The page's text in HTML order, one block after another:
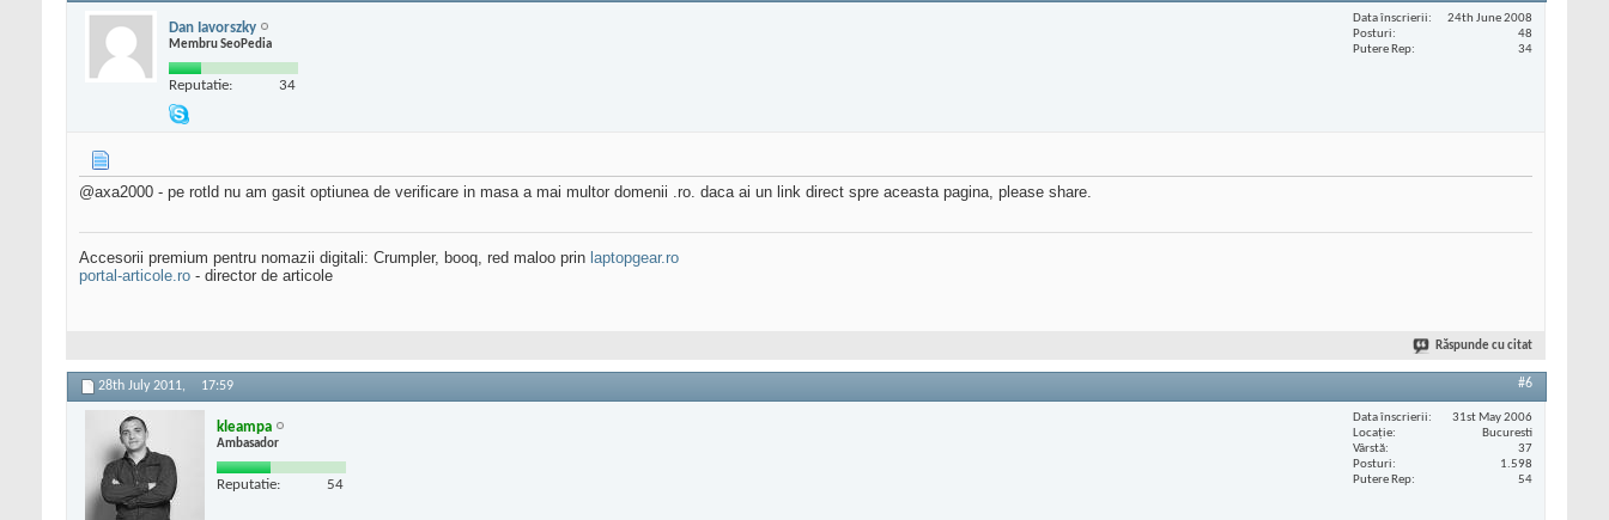
Dan Iavorszky
Membru SeoPedia
Reputatie: 34
Data înscrierii
24th June 2008
Posturi
48
Putere Rep
34
@axa2000 - pe rotld nu am gasit optiunea de verificare in masa a mai multor domenii .ro. daca ai un link direct spre aceasta pagina, please share.
Accesorii premium pentru nomazii digitali: Crumpler, booq, red maloo prin laptopgear.ro
portal-articole.ro - director de articole
Răspunde cu citat
28th July 2011, 17:59 #6
kleampa
Ambasador
Reputatie: 54
Data înscrierii
31st May 2006
Locaţie
Bucuresti
Vârstă
37
Posturi
1.598
Putere Rep
54